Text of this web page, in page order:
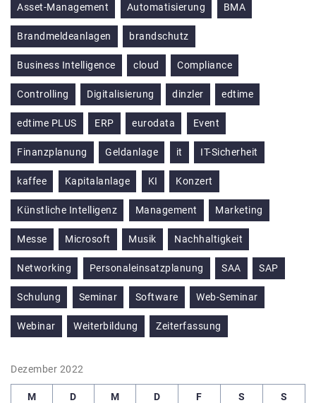
Asset-Management Automatisierung BMA
Brandmeldeanlagen brandschutz
Business Intelligence cloud Compliance
Controlling Digitalisierung dinzler edtime
edtime PLUS ERP eurodata Event
Finanzplanung Geldanlage it IT-Sicherheit
kaffee Kapitalanlage KI Konzert
Künstliche Intelligenz Management Marketing
Messe Microsoft Musik Nachhaltigkeit
Networking Personaleinsatzplanung SAA SAP
Schulung Seminar Software Web-Seminar
Webinar Weiterbildung Zeiterfassung
Dezember 2022
M D M D F S S